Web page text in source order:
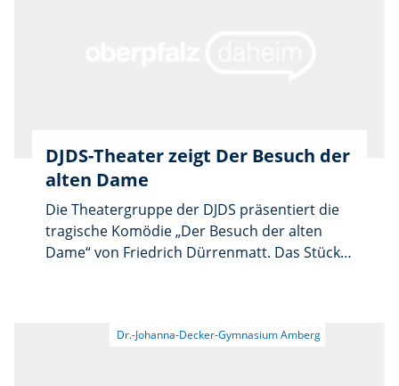
DJDS-Theater zeigt Der Besuch der
alten Dame
Die Theatergruppe der DJDS präsentiert die
tragische Komödie „Der Besuch der alten
Dame“ von Friedrich Dürrenmatt. Das Stück
vor eine folgenschwere moralische